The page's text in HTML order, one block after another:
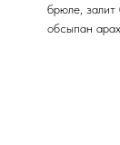
брюле,
обсыпан